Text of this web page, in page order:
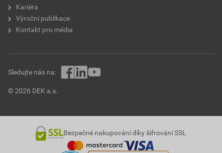
Kariéra
Výroční publikace
Kontakt pro média
© 2026 DEK a.s.
Sledujte nás na:
Bezpečné nakupování díky šifrování SSL